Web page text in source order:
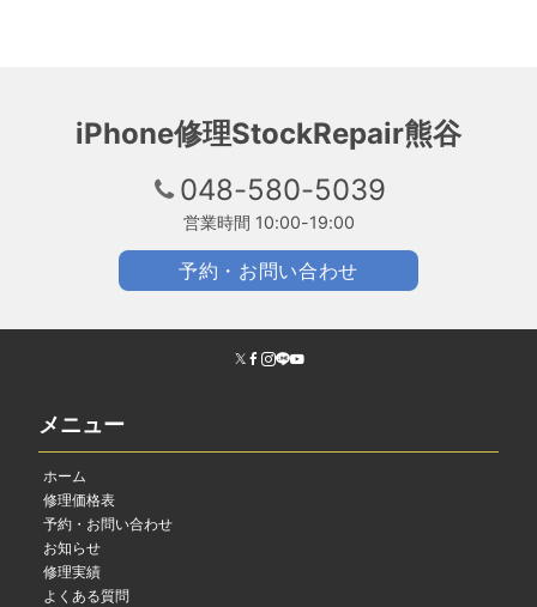
iPhone修理StockRepair熊谷
048-580-5039
営業時間 10:00-19:00
予約・お問い合わせ
メニュー
ホーム
修理価格表
予約・お問い合わせ
お知らせ
修理実績
よくある質問